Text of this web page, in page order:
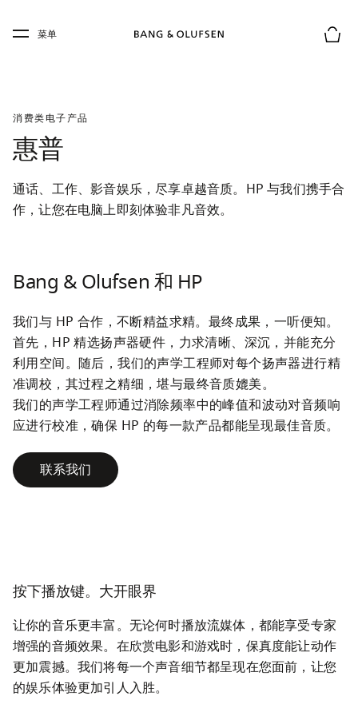
Skip to main footer
菜单
消费类电子产品
惠普
通话、工作、影音娱乐，尽享卓越音质。HP 与我们携手合
作，让您在电脑上即刻体验非凡音效。
Bang & Olufsen 和 HP
我们与 HP 合作，不断精益求精。最终成果，一听便知。
首先，HP 精选扬声器硬件，力求清晰、深沉，并能充分
利用空间。随后，我们的声学工程师对每个扬声器进行精
准调校，其过程之精细，堪与最终音质媲美。
我们的声学工程师通过消除频率中的峰值和波动对音频响
应进行校准，确保 HP 的每一款产品都能呈现最佳音质。
联系我们
按下播放键。大开眼界
让你的音乐更丰富。无论何时播放流媒体，都能享受专家
增强的音频效果。在欣赏电影和游戏时，保真度能让动作
更加震撼。我们将每一个声音细节都呈现在您面前，让您
的娱乐体验更加引人入胜。